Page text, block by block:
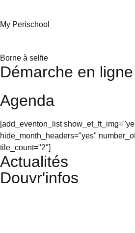
My Perischool
Borne à selfie
Démarche en ligne
Agenda
[add_eventon_list
hide_month_headers="yes"
tile_count="2"]
Actualités
Douvr'infos